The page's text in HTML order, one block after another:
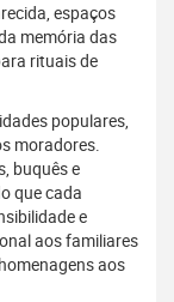
espaços
memória das
rituais de
populares,
moradores.
buquês e
que cada
e
aos familiares
aos